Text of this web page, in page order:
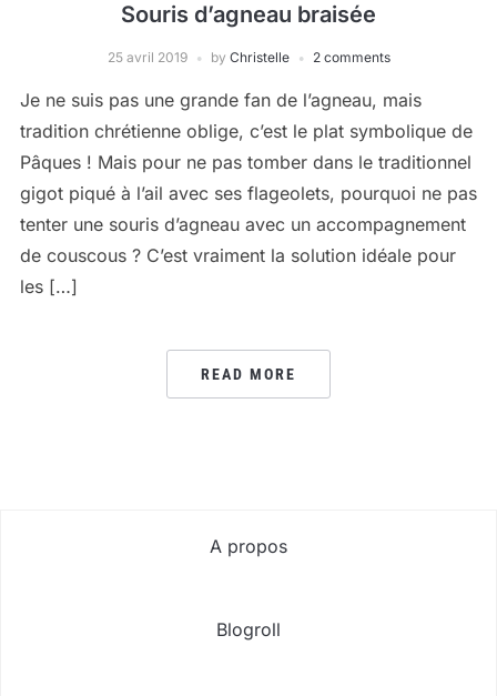
Souris d’agneau braisée
25 avril 2019 by Christelle 2 comments
Je ne suis pas une grande fan de l’agneau, mais
tradition chrétienne oblige, c’est le plat symbolique de
Pâques ! Mais pour ne pas tomber dans le traditionnel
gigot piqué à l’ail avec ses flageolets, pourquoi ne pas
tenter une souris d’agneau avec un accompagnement
de couscous ? C’est vraiment la solution idéale pour
les […]
READ MORE
A propos
Blogroll